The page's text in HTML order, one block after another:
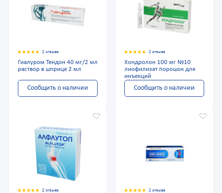
2 отзыва
Гиалуром Тендон 40 мг/2 мл
раствор в шприце 2 мл
Сообщить о наличии
2 отзыва
Хондролон 100 мг №10
лиофилизат порошок для
инъекций
Сообщить о наличии
2 отзыва 2 отзыва